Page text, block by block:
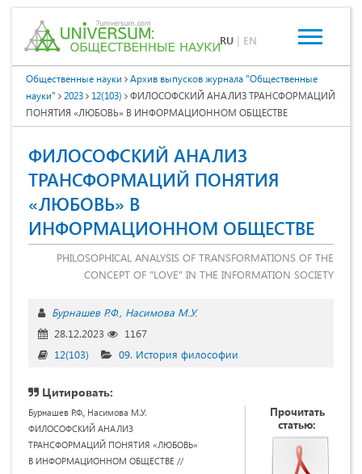
RU | EN
Общественные науки
Архив выпусков журнала "Общественные
науки"
2023 12(103)
ФИЛОСОФСКИЙ АНАЛИЗ ТРАНСФОРМАЦИЙ
ПОНЯТИЯ «ЛЮБОВЬ» В ИНФОРМАЦИОННОМ ОБЩЕСТВЕ
ФИЛОСОФСКИЙ АНАЛИЗ
ТРАНСФОРМАЦИЙ ПОНЯТИЯ
«ЛЮБОВЬ» В
ИНФОРМАЦИОННОМ ОБЩЕСТВЕ
PHILOSOPHICAL ANALYSIS OF TRANSFORMATIONS OF THE
CONCEPT OF "LOVE" IN THE INFORMATION SOCIETY
Бурнашев Р.Ф. Насимова М.У.
28.12.2023
1167
12(103)
09. История философии
Цитировать:
Бурнашев Р.Ф., Насимова М.У.
ФИЛОСОФСКИЙ АНАЛИЗ
ТРАНСФОРМАЦИЙ ПОНЯТИЯ «ЛЮБОВЬ»
В ИНФОРМАЦИОННОМ ОБЩЕСТВЕ //
Прочитать
статью: